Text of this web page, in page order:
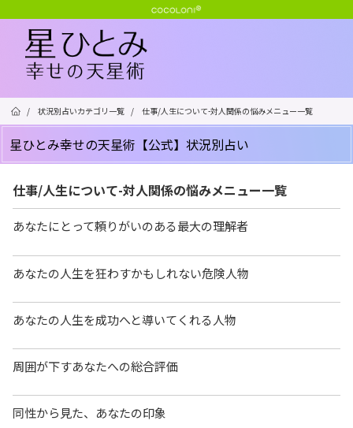
/ 状況別占いカテゴリ一覧 / 仕事/人生について-対人関係の悩みメニュー一覧
星ひとみ幸せの天星術【公式】状況別占い
仕事/人生について-対人関係の悩みメニュー一覧
あなたにとって頼りがいのある最大の理解者
あなたの人生を狂わすかもしれない危険人物
あなたの人生を成功へと導いてくれる人物
周囲が下すあなたへの総合評価
同性から見た、あなたの印象